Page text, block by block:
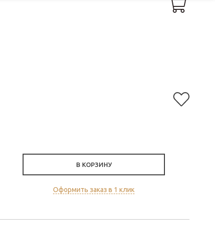
В КОРЗИНУ
Оформить заказ в 1 клик